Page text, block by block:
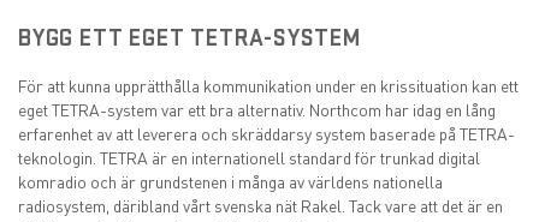
BYGG ETT EGET TETRA-SYSTEM
För att kunna upprätthålla kommunikation under en krissituation kan ett
eget TETRA-system var ett bra alternativ. Northcom har idag en lång
erfarenhet av att leverera och skräddarsy system baserade på TETRA-
teknologin. TETRA är en internationell standard för trunkad digital
komradio och är grundstenen i många av världens nationella
radiosystem, däribland vårt svenska nät Rakel. Tack vare att det är en